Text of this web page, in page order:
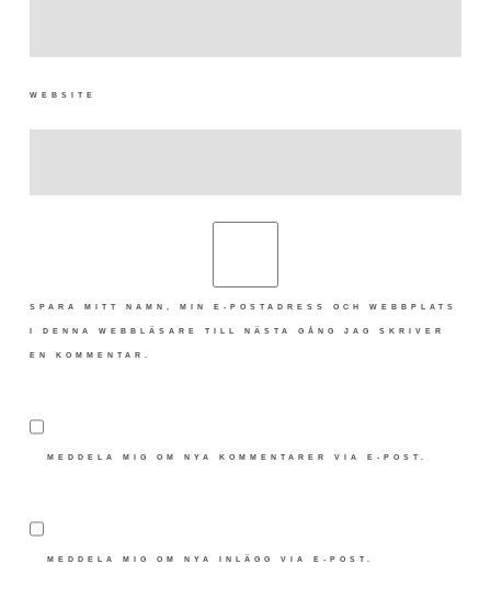
WEBSITE
SPARA MITT NAMN, MIN E-POSTADRESS OCH WEBBPLATS
I DENNA WEBBLÄSARE TILL NÄSTA GÅNG JAG SKRIVER
EN KOMMENTAR.
MEDDELA MIG OM NYA KOMMENTARER VIA E-POST.
MEDDELA MIG OM NYA INLÄGG VIA E-POST.